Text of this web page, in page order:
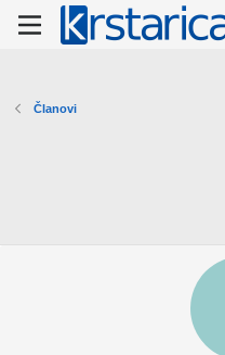
Članovi